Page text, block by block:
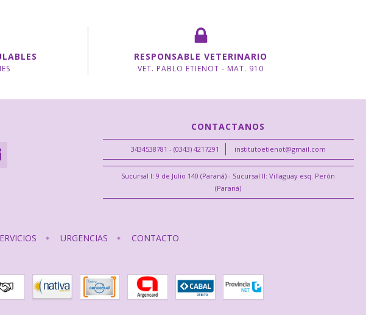
RESPONSABLE VETERINARIO
VET. PABLO ETIENOT - MAT. 910
CONTACTANOS
3434538781 - (0343) 4217291 institutoetienot@gmail.com
Sucursal I: 9 de Julio 140 (Paraná) - Sucursal II: Villaguay esq. Perón
(Paraná)
URGENCIAS CONTACTO